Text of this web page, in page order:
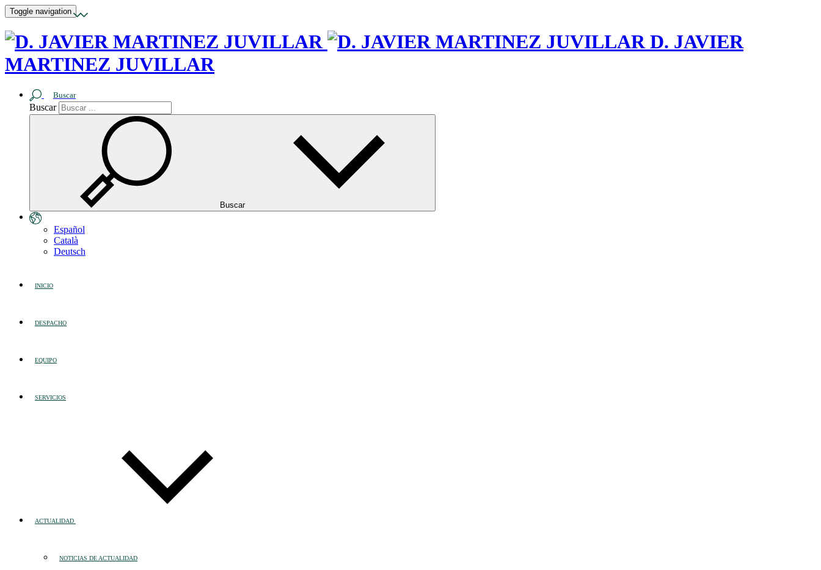
Toggle navigation
D. JAVIER
MARTINEZ JUVILLAR
Buscar
Buscar
Buscar
Español
Català
Deutsch
INICIO
DESPACHO
EQUIPO
SERVICIOS
ACTUALIDAD
NOTICIAS DE ACTUALIDAD